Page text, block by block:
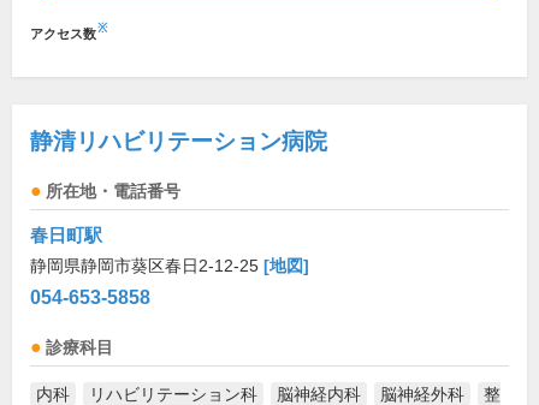
アクセス数※
静清リハビリテーション病院
所在地・電話番号
春日町駅
静岡県静岡市葵区春日2-12-25 [地図]
054-653-5858
診療科目
内科 リハビリテーション科 脳神経内科 脳神経外科
整